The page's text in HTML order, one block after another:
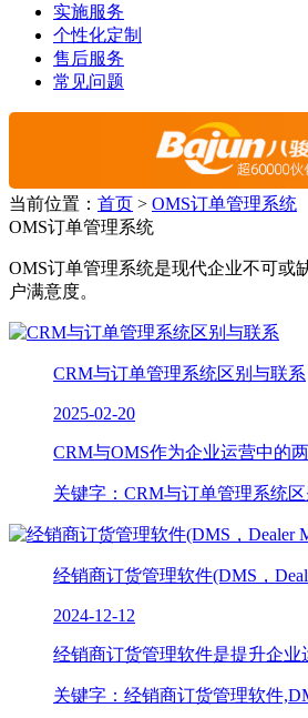
实施服务
个性化定制
售后服务
常见问题
当前位置： 首页 > OMS订单管理系统
OMS订单管理系统
OMS订单管理系统是现代企业不可或
户满意度。
CRM与订单管理系统区别与联系
2025-02-20
CRM与OMS作为企业运营中的
关键字：CRM与订单管理系统
经销商订货管理软件(DMS，
2024-12-12
经销商订货管理软件是提升企
关键字：经销商订货管理软件